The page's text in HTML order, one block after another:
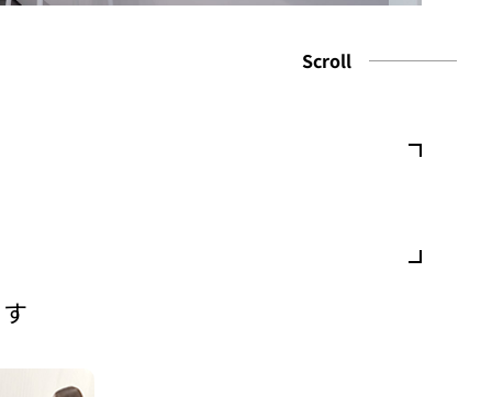
Scroll